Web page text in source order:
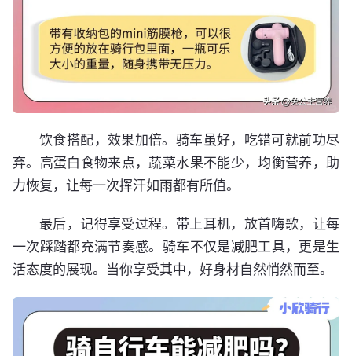
饮食搭配，效果加倍。骑车虽好，吃错可就前功尽
弃。高蛋白食物来点，蔬菜水果不能少，均衡营养，助
力恢复，让每一次挥汗如雨都有所值。
最后，记得享受过程。带上耳机，放首嗨歌，让每
一次踩踏都充满节奏感。骑车不仅是减肥工具，更是生
活态度的展现。当你享受其中，好身材自然悄然而至。